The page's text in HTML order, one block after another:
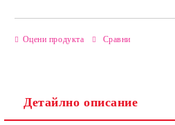
Ние ще се свържем с вас в рамките
Оцени продукта Сравни
Детайлно описание